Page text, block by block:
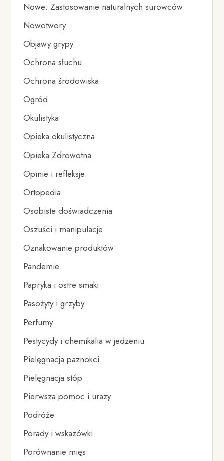
Nowe: Zastosowanie naturalnych surowców
Nowotwory
Objawy grypy
Ochrona słuchu
Ochrona środowiska
Ogród
Okulistyka
Opieka okulistyczna
Opieka Zdrowotna
Opinie i refleksje
Ortopedia
Osobiste doświadczenia
Oszuści i manipulacje
Oznakowanie produktów
Pandemie
Papryka i ostre smaki
Pasożyty i grzyby
Perfumy
Pestycydy i chemikalia w jedzeniu
Pielęgnacja paznokci
Pielęgnacja stóp
Pierwsza pomoc i urazy
Podróże
Porady i wskazówki
Porównanie mięs